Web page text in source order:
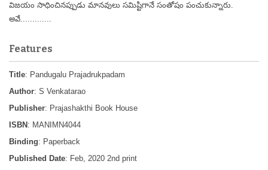
విజయం సాధించినప్పుడు మానవులు సమిష్టిగానే సంతోషం పంచుకున్నారు.
అవే.............
Features
Title: Pandugalu Prajadrukpadam
Author: S Venkatarao
Publisher: Prajashakthi Book House
ISBN : MANIMN4044
Binding: Paperback
Published Date: Feb, 2020 2nd print